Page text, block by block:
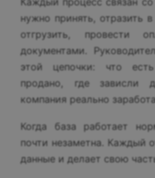
нужно принять, отразить
отгрузить, провести
документами.
этой цепочки: что
продано, где зависли
компания реально
Когда база работает
почти незаметна. Каждый
данные и делает свою